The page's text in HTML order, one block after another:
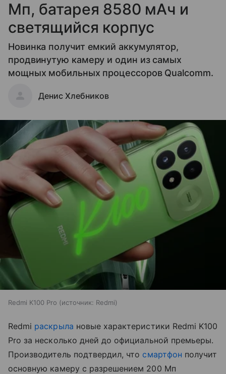
Мп, батарея 8580 мАч и
светящийся корпус
Новинка получит емкий аккумулятор,
продвинутую камеру и один из самых
мощных мобильных процессоров Qualcomm.
Денис Хлебников
Redmi K100 Pro источник: Redmi
Redmi раскрыла новые характеристики Redmi K100
Pro за несколько дней до официальной премьеры.
Производитель подтвердил, что смартфон получит
основную камеру с разрешением 200 Мп